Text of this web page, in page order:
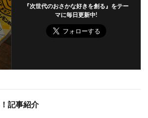
『次世代のおさかな好きを創る』をテー
マに毎日更新中!
記事紹介